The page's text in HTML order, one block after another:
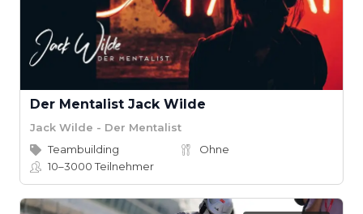
Der Mentalist Jack Wilde
Jack Wilde - Der Mentalist
Teambuilding
Ohne
10–3000Teilnehmer